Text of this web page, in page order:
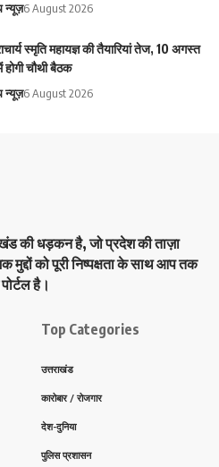
न्यूज़6 August 2026
स्मृति महायज्ञ की तैयारियां तेज, 10 अगस्त
होगी चौथी बैठक
न्यूज़6 August 2026
की धड़कन है, जो प्रदेश की ताज़ा
को पूरी निष्पक्षता के साथ आप तक
है।
Top Categories
उत्तराखंड
कारोबार / रोजगार
देश-दुनिया
पुलिस प्रशासन